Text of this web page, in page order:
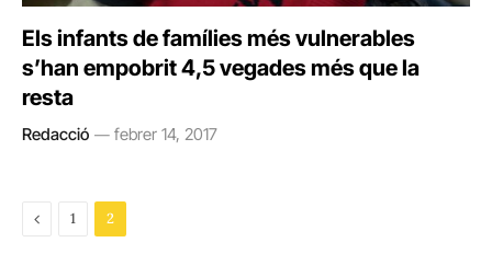
Els infants de famílies més vulnerables
s’han empobrit 4,5 vegades més que la
resta
Redacció febrer 14, 2017
Previous
1 2